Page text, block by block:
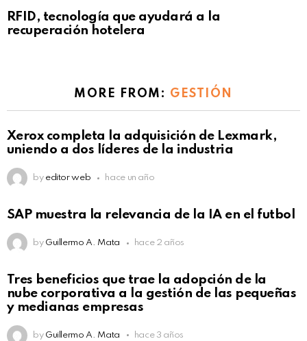
RFID, tecnología que ayudará a la
recuperación hotelera
MORE FROM: GESTIÓN
Xerox completa la adquisición de Lexmark,
uniendo a dos líderes de la industria
by editor web hace un año
SAP muestra la relevancia de la IA en el futbol
by Guillermo A. Mata hace 2 años
Tres beneficios que trae la adopción de la
nube corporativa a la gestión de las pequeñas
y medianas empresas
by Guillermo A. Mata hace 3 años